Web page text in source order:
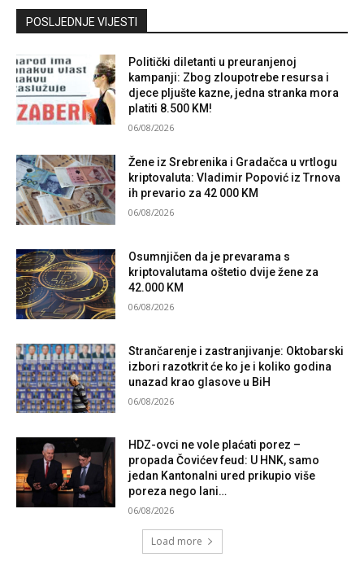
Kontaktirajte nas
POSLJEDNJE VIJESTI
Politički diletanti u preuranjenoj
kampanji: Zbog zloupotrebe resursa i
djece pljušte kazne, jedna stranka mora
platiti 8.500 KM!
06/08/2026
Žene iz Srebrenika i Gradačca u vrtlogu
kriptovaluta: Vladimir Popović iz Trnova
ih prevario za 42 000 KM
06/08/2026
Osumnjičen da je prevarama s
kriptovalutama oštetio dvije žene za
42.000 KM
06/08/2026
Strančarenje i zastranjivanje: Oktobarski
izbori razotkrit će ko je i koliko godina
unazad krao glasove u BiH
06/08/2026
HDZ-ovci ne vole plaćati porez –
propada Čovićev feud: U HNK, samo
jedan Kantonalni ured prikupio više
poreza nego lani…
06/08/2026
Load more